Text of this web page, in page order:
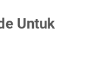
Untuk